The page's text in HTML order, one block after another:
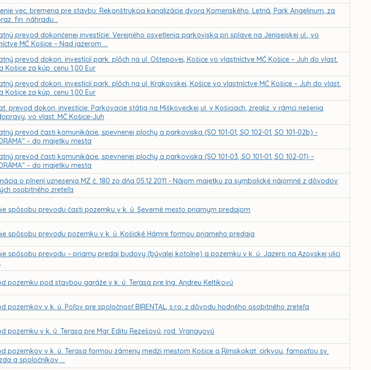
vec. bremena pre stavbu: Rekonštrukcia kanalizácie dvora Komenského, Letná, Park Angelinum, za
fin. náhradu...
prevod dokončenej investície: Verejného osvetlenia parkoviska pri splave na Jenisejskej ul., vo
MČ Košice – Nad jazerom ...
prevod dokon. investícií park. plôch na ul. Oštepovej, Košice vo vlastníctve MČ Košice – Juh do vlast.
Košice za kúp. cenu 1,00 Eur
prevod dokon. investícií park. plôch na ul. Krakovskej, Košice vo vlastníctve MČ Košice – Juh do vlast.
Košice za kúp. cenu 1,00 Eur
prevod dokon. investície: Parkovacie státia na Miškoveckej ul. v Košiciach, zrealiz. v rámci riešenia
vo vlast. MČ Košice-Juh
prevod časti komunikácie, spevnenej plochy a parkoviska (SO 101-01, SO 102-01, SO 101-02b) -
– do majetku mesta
prevod časti komunikácie, spevnenej plochy a parkoviska (SO 101-03, SO 101-01, SO 102-01) –
– do majetku mesta
o plnení uznesenia MZ č. 180 zo dňa 05.12.2011 - Nájom majetku za symbolické nájomné z dôvodov
osobitného zreteľa
spôsobu prevodu časti pozemku v k. ú. Severné mesto priamym predajom
spôsobu prevodu pozemku v k. ú. Košické Hámre formou priameho predaja
spôsobu prevodu – priamy predaj budovy (bývalej kotolne) a pozemku v k. ú. Jazero na Azovskej ulici
pozemku pod stavbou garáže v k. ú. Terasa pre Ing. Andreu Keltikovú
pozemkov v k. ú. Poľov pre spoločnosť BIRENTAL, s.r.o. z dôvodu hodného osobitného zreteľa
pozemku v k. ú. Terasa pre Mgr. Editu Rezešovú, rod. Vranayovú
pozemkov v k. ú. Terasa formou zámeny medzi mestom Košice a Rímskokat. cirkvou, farnosťou sv.
a spoločníkov ...